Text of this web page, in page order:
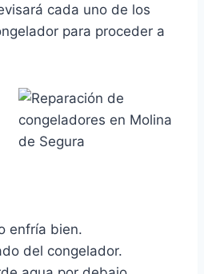
cada uno de los
para proceder a
enfría bien.
del congelador.